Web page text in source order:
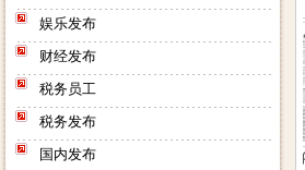
娱乐发布
财经发布
税务员工
税务发布
国内发布
法治日报社：法治日报汇款账
号：对公汇款：户名：法报文化
传媒（北京）有限公司（法治日
报社） 账号：
声明公 法治日报司法房产普
法治日报债权债务催